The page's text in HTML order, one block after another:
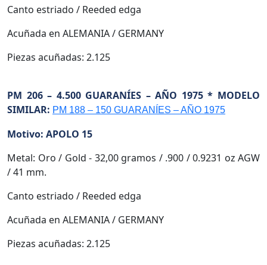
Canto estriado / Reeded edga
Acuñada en ALEMANIA / GERMANY
Piezas acuñadas: 2.125
PM 206 – 4.500 GUARANÍES – AÑO 1975 * MODELO
SIMILAR: PM 188 – 150 GUARANÍES – AÑO 1975
Motivo: APOLO 15
Metal: Oro / Gold - 32,00 gramos / .900 / 0.9231 oz AGW
/ 41 mm.
Canto estriado / Reeded edga
Acuñada en ALEMANIA / GERMANY
Piezas acuñadas: 2.125